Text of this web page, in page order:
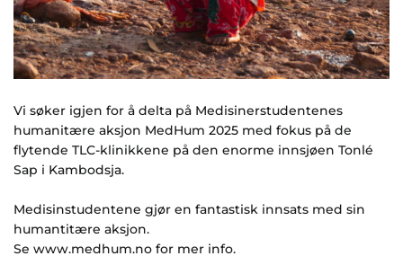
Vi søker igjen for å delta på Medisinerstudentenes
humanitære aksjon MedHum 2025 med fokus på de
flytende TLC-klinikkene på den enorme innsjøen Tonlé
Sap i Kambodsja.
Medisinstudentene gjør en fantastisk innsats med sin
humantitære aksjon.
Se www.medhum.no for mer info.